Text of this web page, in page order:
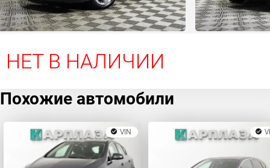
НЕТ В НАЛИЧИИ
Похожие автомобили
VIN